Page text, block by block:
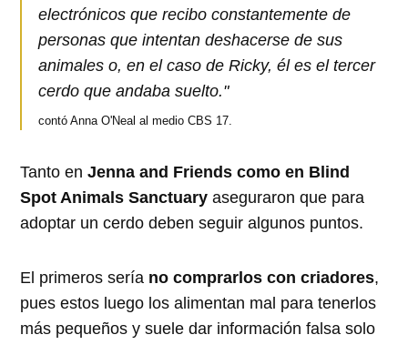
electrónicos que recibo constantemente de
personas que intentan deshacerse de sus
animales o, en el caso de Ricky, él es el tercer
cerdo que andaba suelto."
contó Anna O'Neal al medio CBS 17.
Tanto enJenna and Friends como en Blind
Spot Animals Sanctuary aseguraron que para
adoptar un cerdo deben seguir algunos puntos.
El primeros sería no comprarlos con criadores,
pues estos luego los alimentan mal para tenerlos
más pequeños y suele dar información falsa solo